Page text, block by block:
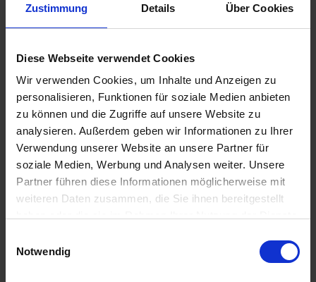
Zustimmung Details Über Cookies
Diese Webseite verwendet Cookies
Wir verwenden Cookies, um Inhalte und Anzeigen zu
personalisieren, Funktionen für soziale Medien anbieten
zu können und die Zugriffe auf unsere Website zu
analysieren. Außerdem geben wir Informationen zu Ihrer
Verwendung unserer Website an unsere Partner für
soziale Medien, Werbung und Analysen weiter. Unsere
Partner führen diese Informationen möglicherweise mit
weiteren Daten zusammen, die Sie ihnen bereitgestellt
Notwendig
Deutschland, Polen
AUSSENKABINE
Zum Angebot
MS Bijou du Rhône » 7 Tage Malerisches
Südfrankreich
02. SEP 2026 BIS 09. SEP 2026 AB/BIS LYON